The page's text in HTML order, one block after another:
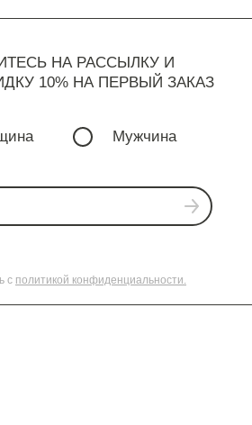
НА РАССЫЛКУ И
10% НА ПЕРВЫЙ ЗАКАЗ
Мужчина
с политикой конфиденциальности.